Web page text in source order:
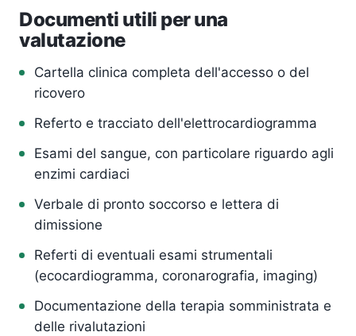
Documenti utili per una
valutazione
Cartella clinica completa dell'accesso o del
ricovero
Referto e tracciato dell'elettrocardiogramma
Esami del sangue, con particolare riguardo agli
enzimi cardiaci
Verbale di pronto soccorso e lettera di
dimissione
Referti di eventuali esami strumentali
(ecocardiogramma, coronarografia, imaging)
Documentazione della terapia somministrata e
delle rivalutazioni